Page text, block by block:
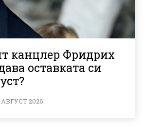
канцлер Фридрих
оставката си
2026